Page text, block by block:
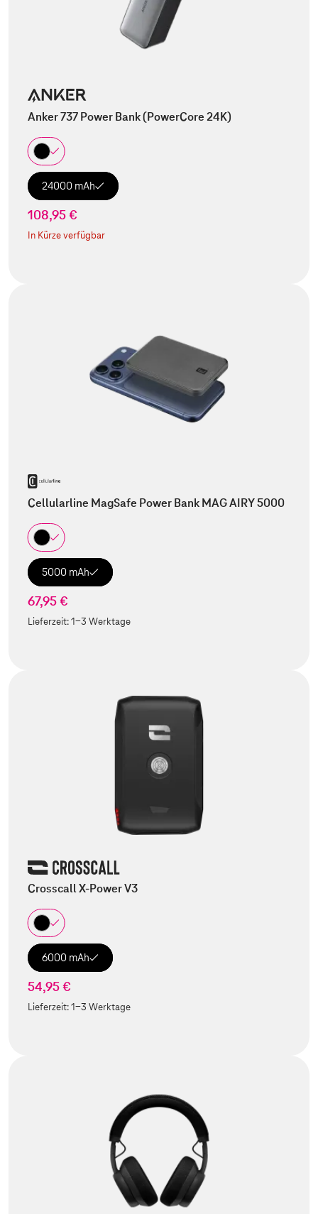
Anker 737 Power Bank (PowerCore 24K)
24000 mAh
108,95 €
In Kürze verfügbar
Cellularline MagSafe Power Bank MAG AIRY 5000
5000 mAh
67,95 €
Lieferzeit:1-3 Werktage
Crosscall X-Power V3
6000 mAh
54,95 €
Lieferzeit:1-3 Werktage